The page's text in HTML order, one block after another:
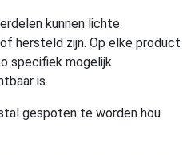
kunnen lichte
hersteld zijn. Op elke product
specifiek mogelijk
is.
gespoten te worden hou